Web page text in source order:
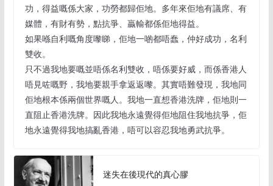
功，得益嘅係大家，功勞都歸佢地。多年來佢地有議席、有
媒體，有財有勢，點抗爭、贏輸都係佢地得益。
如果喺自利嘅角度嚟睇，佢地一啲都唔蠢，仲好成功，名利
雙收。
只不過我地要嘅並唔係名利雙收，唔係要好威，而係香港人
唔見咗嘅野，我地要親手拿返返嚟。其實唔難發現，我地同
佢地根本係兩個世界嘅人。我地一直想香港洗牌，佢地則一
直阻止香港洗牌。因此我地永遠覺得佢地阻住我地抗爭，佢
地永遠覺得我地搞亂香港，唔可以容忍我地勇武抗爭。
迷失在後現代的真心膠